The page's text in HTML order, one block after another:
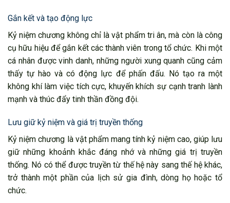
Gắn kết và tạo động lực
Kỷ niệm chương không chỉ là vật phẩm tri ân, mà còn là công
cụ hữu hiệu để gắn kết các thành viên trong tổ chức. Khi một
cá nhân được vinh danh, những người xung quanh cũng cảm
thấy tự hào và có động lực để phấn đấu. Nó tạo ra một
không khí làm việc tích cực, khuyến khích sự cạnh tranh lành
mạnh và thúc đẩy tinh thần đồng đội.
Lưu giữ kỷ niệm và giá trị truyền thống
Kỷ niệm chương là vật phẩm mang tính kỷ niệm cao, giúp lưu
giữ những khoảnh khắc đáng nhớ và những giá trị truyền
thống. Nó có thể được truyền từ thế hệ này sang thế hệ khác,
trở thành một phần của lịch sử gia đình, dòng họ hoặc tổ
chức.